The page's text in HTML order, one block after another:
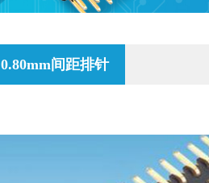
0.80mm间距排针